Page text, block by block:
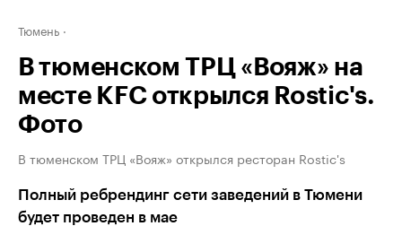
Тюмень
В тюменском ТРЦ «Вояж» на
месте KFC открылся Rostic's.
Фото
В тюменском ТРЦ «Вояж» открылся ресторан Rostic's
Полный ребрендинг сети заведений в Тюмени
будет проведен в мае